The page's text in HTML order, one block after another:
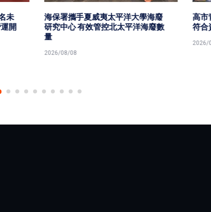
海保署攜手夏威夷太平洋大學海廢
研究中心 有效管控北太平洋海廢數
2026/08/08
高市青
符合資
2026/08/